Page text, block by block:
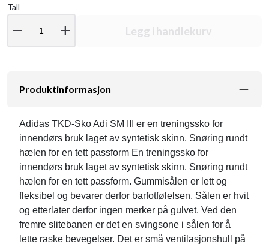
Tall
remove add Legg i handlekurv
Produktinformasjon
Adidas TKD-Sko Adi SM III er en treningssko for
innendørs bruk laget av syntetisk skinn. Snøring rundt
hælen for en tett passform En treningssko for
innendørs bruk laget av syntetisk skinn. Snøring rundt
hælen for en tett passform. Gummisålen er lett og
fleksibel og bevarer derfor barfotfølelsen. Sålen er hvit
og etterlater derfor ingen merker på gulvet. Ved den
fremre slitebanen er det en svingsone i sålen for å
lette raske bevegelser. Det er små ventilasjonshull på